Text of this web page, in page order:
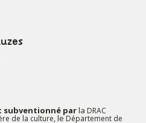
subventionné parla DRAC
de la culture, leDépartement de